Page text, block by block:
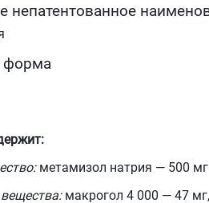
непатентованное
форма
метамизол натрия — 500 мг
макрогол 4 000 — 47